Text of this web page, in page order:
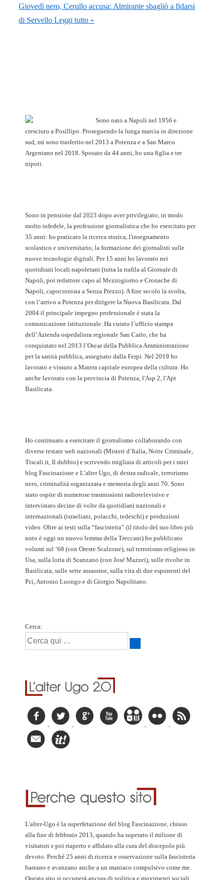
Giovedì nero, Cerullo accusa: Almirante sbagliò a fidarsi
di Servello Leggi tutto »
Sono nato a Napoli nel 1956 e
cresciuto a Posillipo. Proseguendo la lunga marcia in direzione
sud, mi sono trasferito nel 2013 a Potenza e a San Marco
Argentano nel 2018. Sposato da 44 anni, ho una figlia e tre
nipoti.
Sono in pensione dal 2023 dopo aver privilegiato, in modo
molto infedele, la professione giornalistica che ho esercitato per
35 anni: ho praticato la ricerca storica, l'insegnamento
scolastico e universitario, la formazione dei giornalisti sulle
nuove tecnologie digitali. Per 15 anni ho lavorato nei
quotidiani locali napoletani (tutta la trafila al Giornale di
Napoli, poi redattore capo al Mezzogiorno e Cronache di
Napoli, capocronista a Senza Prezzo). A fine secolo la svolta,
con l’arrivo a Potenza per dirigere la Nuova Basilicata. Dal
2004 il principale impegno professionale è stata la
comunicazione istituzionale. Ha curato l’ufficio stampa
dell’Azienda ospedaliera regionale San Carlo, che ha
conquistato nel 2013 l’Oscar della Pubblica Amministrazione
per la sanità pubblica, assegnato dalla Ferpi. Nel 2019 ho
lavorato e vissuto a Matera capitale europea della cultura. Ho
anche lavorato con la provincia di Potenza, l'Asp 2, l'Apt
Basilicata.
Ho continuato a esercitare il giornalismo collaborando con
diverse testate web nazionali (Misteri d’Italia, Notte Criminale,
Tiscali.it, Il dubbio) e scrivendo migliaia di articoli per i miei
blog Fascinazione e L’alter Ugo, di destra radicale, terrorismo
nero, criminalità organizzata e memoria degli anni 70. Sono
stato ospite di numerose trasmissioni radiotelevisive e
intervistato decine di volte da quotidiani nazionali e
internazionali (israeliani, polacchi, tedeschi) e produzioni
video. Oltre ai testi sulla “fascisteria” (il titolo del suo libro più
noto è oggi un nuovo lemma della Treccani) ho pubblicato
volumi sul ‘68 (con Oreste Scalzone), sul terrorismo religioso in
Usa, sulla lotta di Scanzano (con José Mazzei), sulle rivolte in
Basilicata, sulle sette assassine, sulla vita di due esponenti del
Pci, Antonio Luongo e di Giorgio Napolitano.
Cerca:
L'alter-Ugo è la superfetazione del blog Fascinazione, chiuso
alla fine di febbraio 2013, quando ha superato il milione di
visitatori e poi riaperto e affidato alla cura del discepolo più
devoto. Perché 25 anni di ricerca e osservazione sulla fascisteria
bastano e avanzano anche a un maniaco compulsivo come me.
Questo sito si occuperà ancora di politica e movimenti sociali